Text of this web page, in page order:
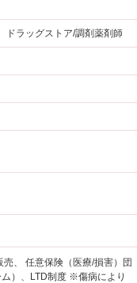
ドラッグストア/調剤薬剤師
、 任意保険（医療/損害）団
）、LTD制度 ※傷病により